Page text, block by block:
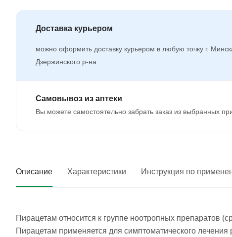
Доставка курьером
можно оформить доставку курьером в любую точку г.
Дзержинского р-на
Самовывоз из аптеки
Вы можете самостоятельно забрать заказ из выбранных
Описание Характеристики Инструкция по
Пирацетам относится к группе ноотропных препаратов
Пирацетам применяется для симптоматического